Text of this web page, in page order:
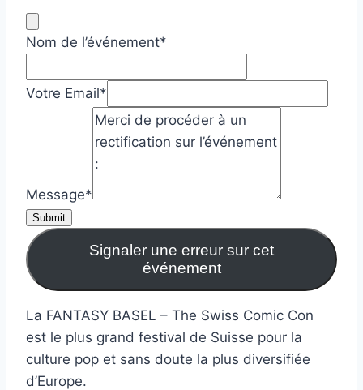
Nom de l’événement*
Votre Email*
Message*
Submit
Signaler une erreur sur cet
événement
La FANTASY BASEL – The Swiss Comic Con
est le plus grand festival de Suisse pour la
culture pop et sans doute la plus diversifiée
d’Europe.